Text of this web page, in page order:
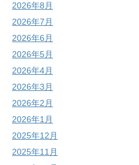
2026年8月
2026年7月
2026年6月
2026年5月
2026年4月
2026年3月
2026年2月
2026年1月
2025年12月
2025年11月